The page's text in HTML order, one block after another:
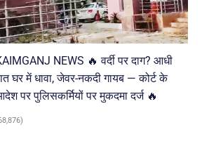
ने संभाली
की
03
Aug
NEWS 🔥 वर्दी पर दाग? आधी
घर में धावा, जेवर-नकदी गायब — कोर्ट के
पर पुलिसकर्मियों पर मुकदमा दर्ज 🔥